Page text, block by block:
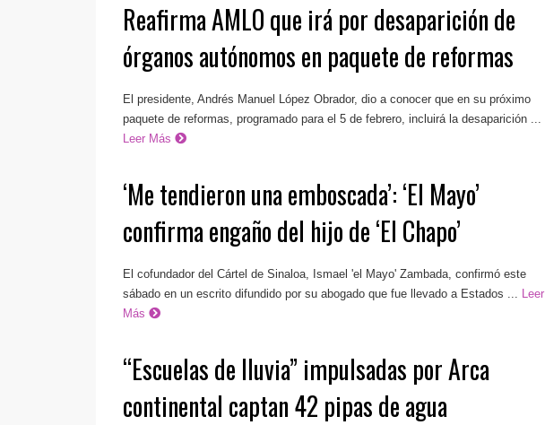
Reafirma AMLO que irá por desaparición de
órganos autónomos en paquete de reformas
El presidente, Andrés Manuel López Obrador, dio a conocer que en su próximo
paquete de reformas, programado para el 5 de febrero, incluirá la desaparición ...
Leer Más
‘Me tendieron una emboscada’: ‘El Mayo’
confirma engaño del hijo de ‘El Chapo’
El cofundador del Cártel de Sinaloa, Ismael 'el Mayo' Zambada, confirmó este
sábado en un escrito difundido por su abogado que fue llevado a Estados ...
Leer
Más
“Escuelas de lluvia” impulsadas por Arca
continental captan 42 pipas de agua